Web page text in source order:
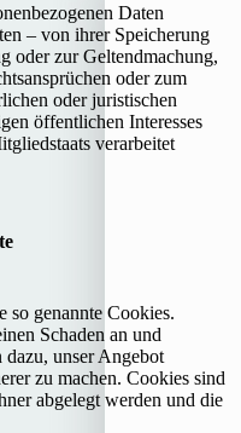
Daten
– von ihrer Speicherung
oder zur Geltendmachung,
oder zum
oder juristischen
öffentlichen Interesses
verarbeitet
so genannte Cookies.
Schaden an und
unser Angebot
zu machen. Cookies sind
abgelegt werden und die